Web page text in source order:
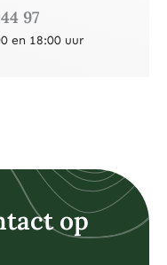
97
en 18:00 uur
op